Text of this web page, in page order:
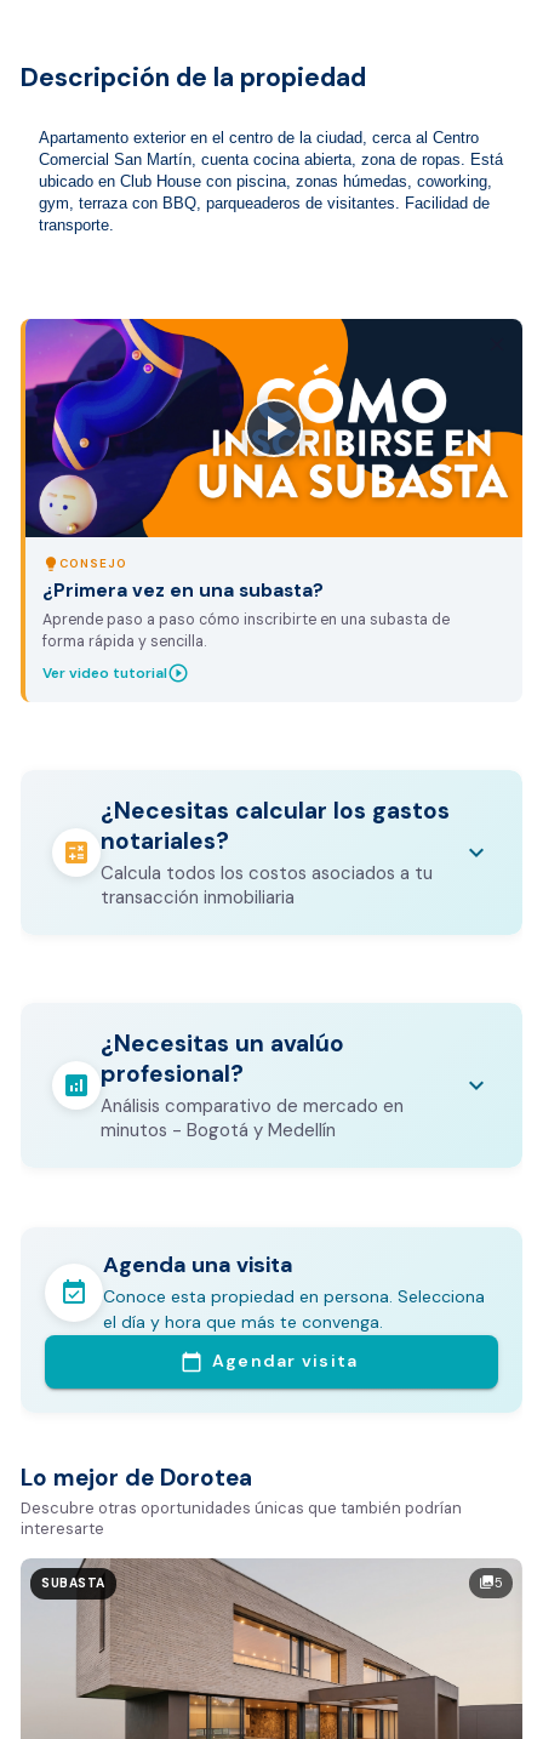
Descripción de la propiedad
Apartamento exterior en el centro de la ciudad, cerca al Centro
Comercial San Martín, cuenta cocina abierta, zona de ropas. Está
ubicado en Club House con piscina, zonas húmedas, coworking,
gym, terraza con BBQ, parqueaderos de visitantes. Facilidad de
transporte.
lightbulb CONSEJO
¿Primera vez en una subasta?
Aprende paso a paso cómo inscribirte en una subasta de
forma rápida y sencilla.
Ver video tutorialplay_circle_outline
calculate
¿Necesitas calcular los gastos
notariales?
Calcula todos los costos asociados a tu
transacción inmobiliaria
keyboard_arrow_down
Los gastos notariales incluyen
otros costos legales que varían según el
valor del inmueble.
CALCULADORA DE GASTOS NOTARIALES
analytics
¿Necesitas un avalúo
profesional?
Análisis comparativo de mercado en
minutos - Bogotá y Medellín
keyboard_arrow_down
En pocos minutos avalúa con este Análisis
Comparativo de Mercado (inicialmente
Bogotá y Medellín)
Análisis basado en datos reales:
Tiempo promedio de venta en la zona
Rango de precios de arriendo en el sector
Valor exclusivo para clientes de Dorotea:
20.000 COP
REALIZAR AVALÚO AHORA
event_available
Agenda una visita
Conoce esta propiedad en persona. Selecciona
el día y hora que más te convenga.
calendar_today Agendar visita
Lo mejor de Dorotea
Descubre otras oportunidades únicas que también podrían
interesarte
photo_library5
SUBASTA